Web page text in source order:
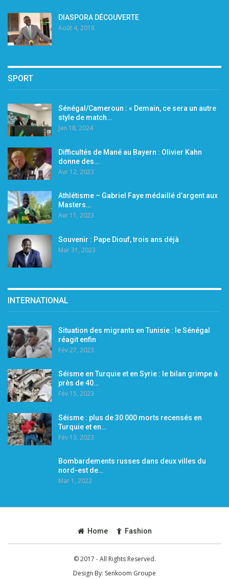
DIASPORA DÉCOUVERTE
Août 4, 2018
SPORT
Sénégal/Cameroun : « Demain, ce sera un autre
style de match…
Jan 18, 2024
Difficultés de Mané au Bayern : Olivier Kahn
donne des…
Avr 12, 2023
Athlétisme – Gabriel Faye médaillé d’argent aux
Masters…
Avr 11, 2023
Souvenir : Pape Diouf, trois ans déjà
Mar 31, 2023
INTERNATIONAL
Situation des migrants en Tunisie : le Sénégal
réagit enfin
Fév 27, 2023
Séisme en Turquie et en Syrie : le bilan grimpe à
près de 40…
Fév 15, 2023
Séisme : plus de 30 000 morts recensés en
Turquie et en…
Fév 13, 2023
Bombardements russes dans deux villes du
nord-est de…
Mar 1, 2022
Home Fashion
© 2017 - All Rights Reserved.
Design By: Senkoom Groupe